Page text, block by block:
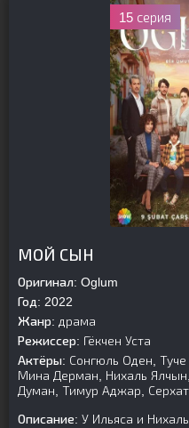
15 серия
МОЙ СЫН
Оригинал: Oglum
Год: 2022
Жанр: драма
Режиссер: Гёкчен Уста
Актёры: Сонгюль Оден, Туче
Мина Дерман, Нихаль
Думан, Тимур Аджар,
Описание: У Ильяса и